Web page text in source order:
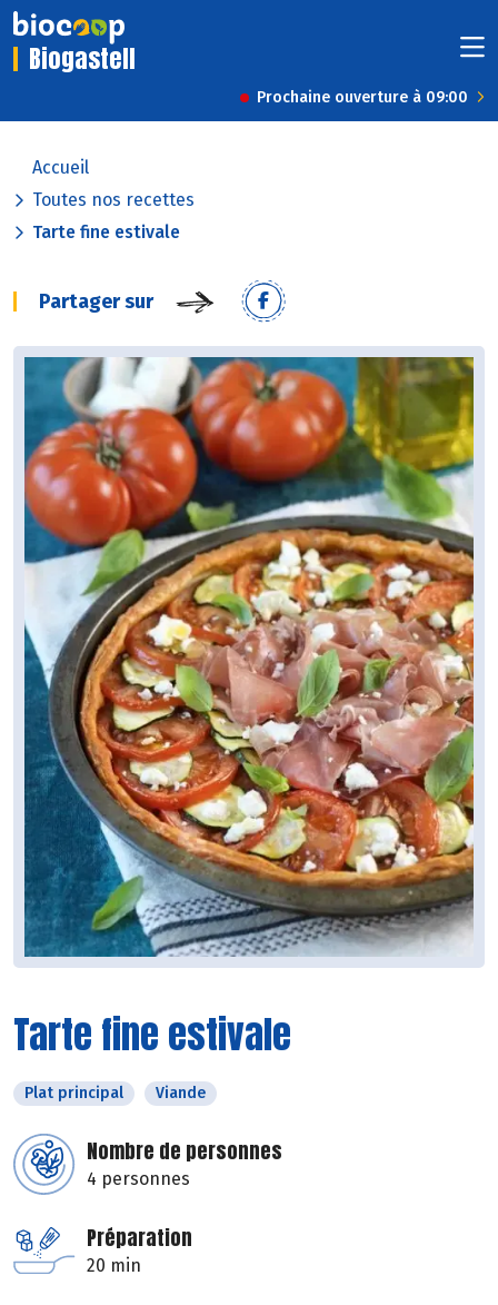
Biogastell
Prochaine ouverture à 09:00
Accueil
Toutes nos recettes
Tarte fine estivale
Partager sur
Tarte fine estivale
Plat principal Viande
Nombre de personnes
4 personnes
Préparation
20 min